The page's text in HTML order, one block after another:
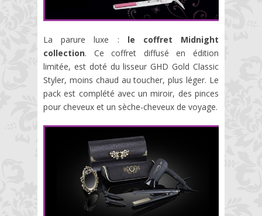
La parure luxe : le coffret Midnight
collection. Ce coffret diffusé en édition
limitée, est doté du lisseur GHD Gold Classic
Styler, moins chaud au toucher, plus léger. Le
pack est complété avec un miroir, des pinces
pour cheveux et un sèche-cheveux de voyage.